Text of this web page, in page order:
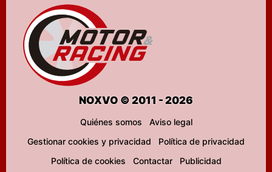
NOXVO © 2011 - 2026
Quiénes somos
Aviso legal
Gestionar cookies y privacidad
Política de privacidad
Política de cookies
Contactar
Publicidad